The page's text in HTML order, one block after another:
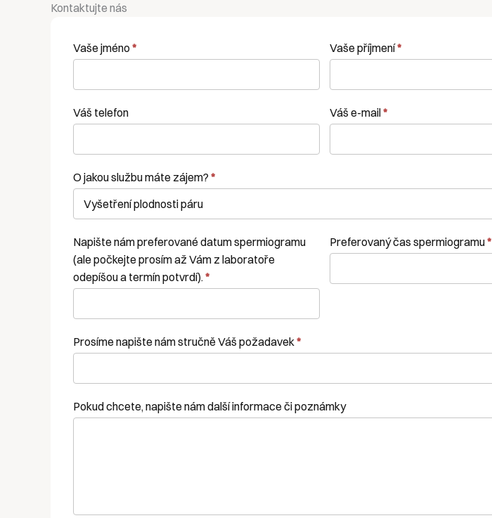
Kontaktujte nás
Kontaktní
formulář
Vaše jméno * Vaše příjmení*
Váš telefon Váš e-mail*
O jakou službu máte zájem? *
Napište nám preferované datum spermiogramu
(ale počkejte prosím až Vám z laboratoře
odepíšou a termín potvrdí).*
Preferovaný čas spermiogramu*
Prosíme napište nám stručně Váš požadavek*
Pokud chcete, napište nám další informace či poznámky